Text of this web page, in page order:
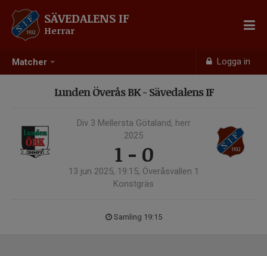
Matcher Logga in
SÄVEDALENS IF
Herrar
Lunden Överås BK - Sävedalens IF
Div 3 Mellersta Götaland, herr
2025
1 - 0
13 jun 2025, 19:15, Överåsvallen 1
Konstgräs
Samling 19:15